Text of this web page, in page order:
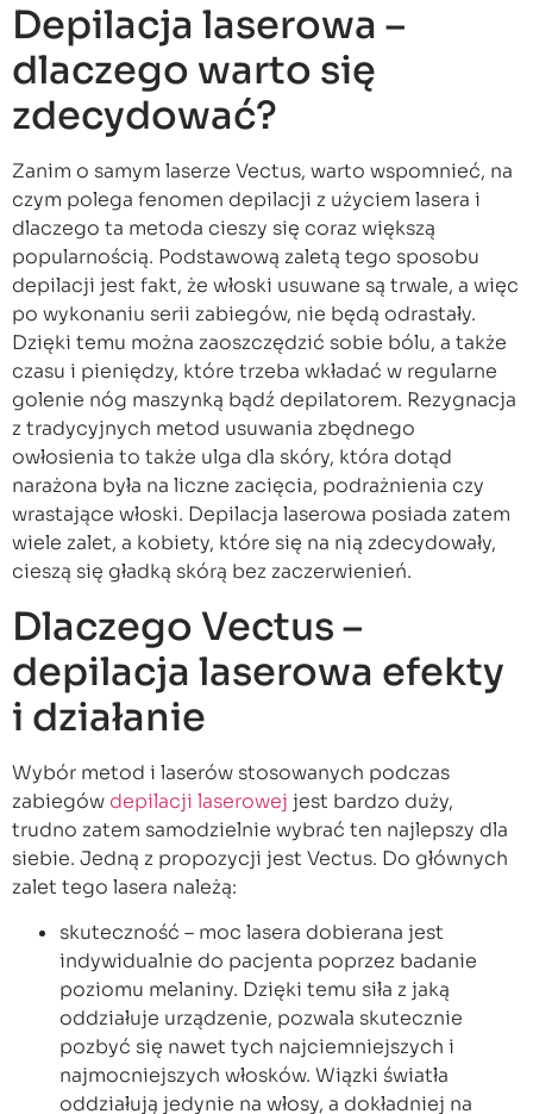
Depilacja laserowa –
dlaczego warto się
zdecydować?
Zanim o samym laserze Vectus, warto wspomnieć, na
czym polega fenomen depilacji z użyciem lasera i
dlaczego ta metoda cieszy się coraz większą
popularnością. Podstawową zaletą tego sposobu
depilacji jest fakt, że włoski usuwane są trwale, a więc
po wykonaniu serii zabiegów, nie będą odrastały.
Dzięki temu można zaoszczędzić sobie bólu, a także
czasu i pieniędzy, które trzeba wkładać w regularne
golenie nóg maszynką bądź depilatorem. Rezygnacja
z tradycyjnych metod usuwania zbędnego
owłosienia to także ulga dla skóry, która dotąd
narażona była na liczne zacięcia, podrażnienia czy
wrastające włoski. Depilacja laserowa posiada zatem
wiele zalet, a kobiety, które się na nią zdecydowały,
cieszą się gładką skórą bez zaczerwienień.
Dlaczego Vectus –
depilacja laserowa efekty
i działanie
Wybór metod i laserów stosowanych podczas
zabiegów depilacji laserowej jest bardzo duży,
trudno zatem samodzielnie wybrać ten najlepszy dla
siebie. Jedną z propozycji jest Vectus. Do głównych
zalet tego lasera należą:
skuteczność – moc lasera dobierana jest
indywidualnie do pacjenta poprzez badanie
poziomu melaniny. Dzięki temu siła z jaką
oddziałuje urządzenie, pozwala skutecznie
pozbyć się nawet tych najciemniejszych i
najmocniejszych włosków. Wiązki światła
oddziałują jedynie na włosy, a dokładniej na